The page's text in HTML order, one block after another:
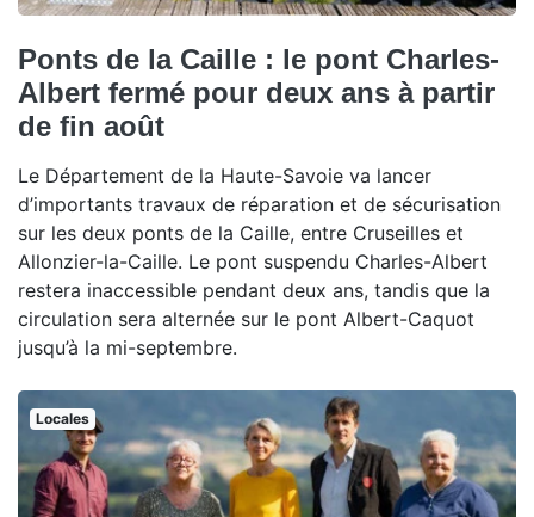
Ponts de la Caille : le pont Charles-
Albert fermé pour deux ans à partir
de fin août
Le Département de la Haute-Savoie va lancer
d’importants travaux de réparation et de sécurisation
sur les deux ponts de la Caille, entre Cruseilles et
Allonzier-la-Caille. Le pont suspendu Charles-Albert
restera inaccessible pendant deux ans, tandis que la
circulation sera alternée sur le pont Albert-Caquot
jusqu’à la mi-septembre.
Locales